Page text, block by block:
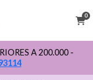
0
A 200.000 -